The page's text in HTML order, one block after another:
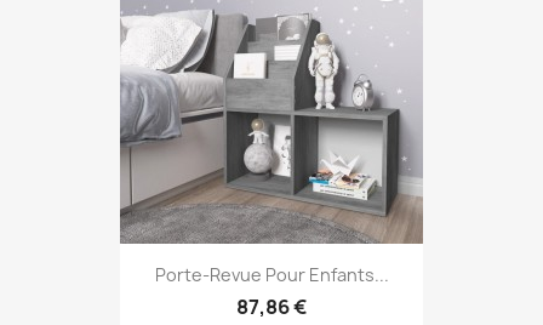
Porte-Revue Pour Enfants...
87,86 €